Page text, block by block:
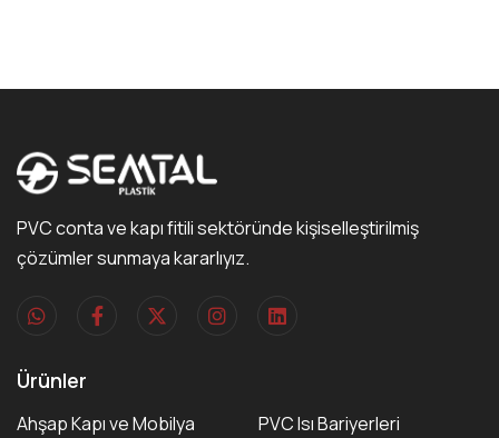
PVC conta ve kapı fitili sektöründe kişiselleştirilmiş
çözümler sunmaya kararlıyız.
Ürünler
Ahşap Kapı ve Mobilya
PVC Isı Bariyerleri